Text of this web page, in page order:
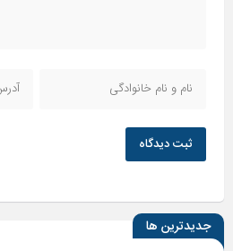
ثبت دیدگاه
جدیدترین ها